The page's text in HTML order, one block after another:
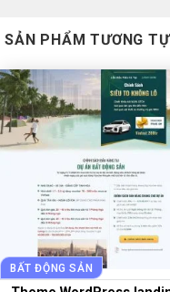
SẢN PHẨM TƯƠNG TỰ
BẤT ĐỘNG SẢN